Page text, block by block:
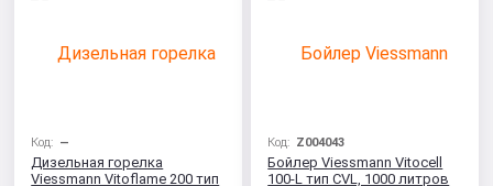
Код: —
Дизельная горелка
Viessmann Vitoflame 200 тип
Код: Z004043
Бойлер Viessmann Vitocell
100-L тип CVL, 1000 литров